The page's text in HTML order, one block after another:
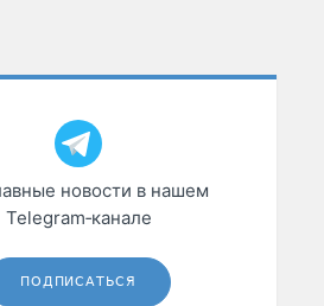
новости в нашем
Telegram‑канале
ПОДПИСАТЬСЯ